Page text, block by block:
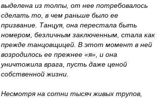
выделена из толпы, от нее потребовалось
сделать то, в чем раньше было ее
призвание. Танцуя, она перестала быть
номером, безличным заключенным, стала как
прежде танцовщицей. В этот момент в ней
возродилось ее прежнее «я», и она
уничтожила врага, пусть даже ценой
собственной жизни.
Несмотря на сотни тысяч живых трупов,